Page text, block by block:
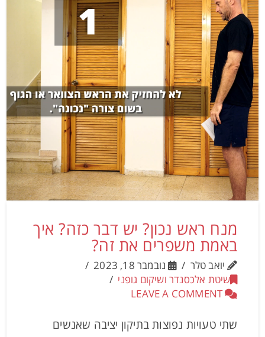
מנח ראש נכון? יש דבר כזה? איך
באמת משפרים את זה?
יואב טלר
נובמבר 18, 2023
שיטת אלכסנדר ושיקום גופני
LEAVE A COMMENT
שתי טעויות נפוצות בתיקון יציבה שאנשים